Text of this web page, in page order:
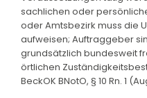
sachlichen oder
oder Amtsbezirk muss die
aufweisen; Auftraggeber
grundsätzlich bundesweit
örtlichen
BeckOK BNotO, § 10 Rn. 1